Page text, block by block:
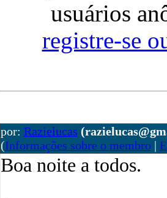
usuários
registre-se
por: Razielucas
(Informações sobre o membro|
Boa noite a todos.